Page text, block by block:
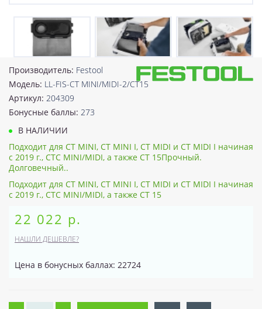
Производитель: Festool
Модель: LL-FIS-CT MINI/MIDI-2/CT15
Артикул: 204309
Бонусные баллы: 273
В НАЛИЧИИ
Подходит для CT MINI, CT MINI I, CT MIDI и CT MIDI I начиная
с 2019 г., CTC MINI/MIDI, а также CT 15Прочный.
Долговечный..
Подходит для CT MINI, CT MINI I, CT MIDI и CT MIDI I начиная
с 2019 г., CTC MINI/MIDI, а также CT 15
22 022 р.
НАШЛИ ДЕШЕВЛЕ?
Цена в бонусных баллах: 22724